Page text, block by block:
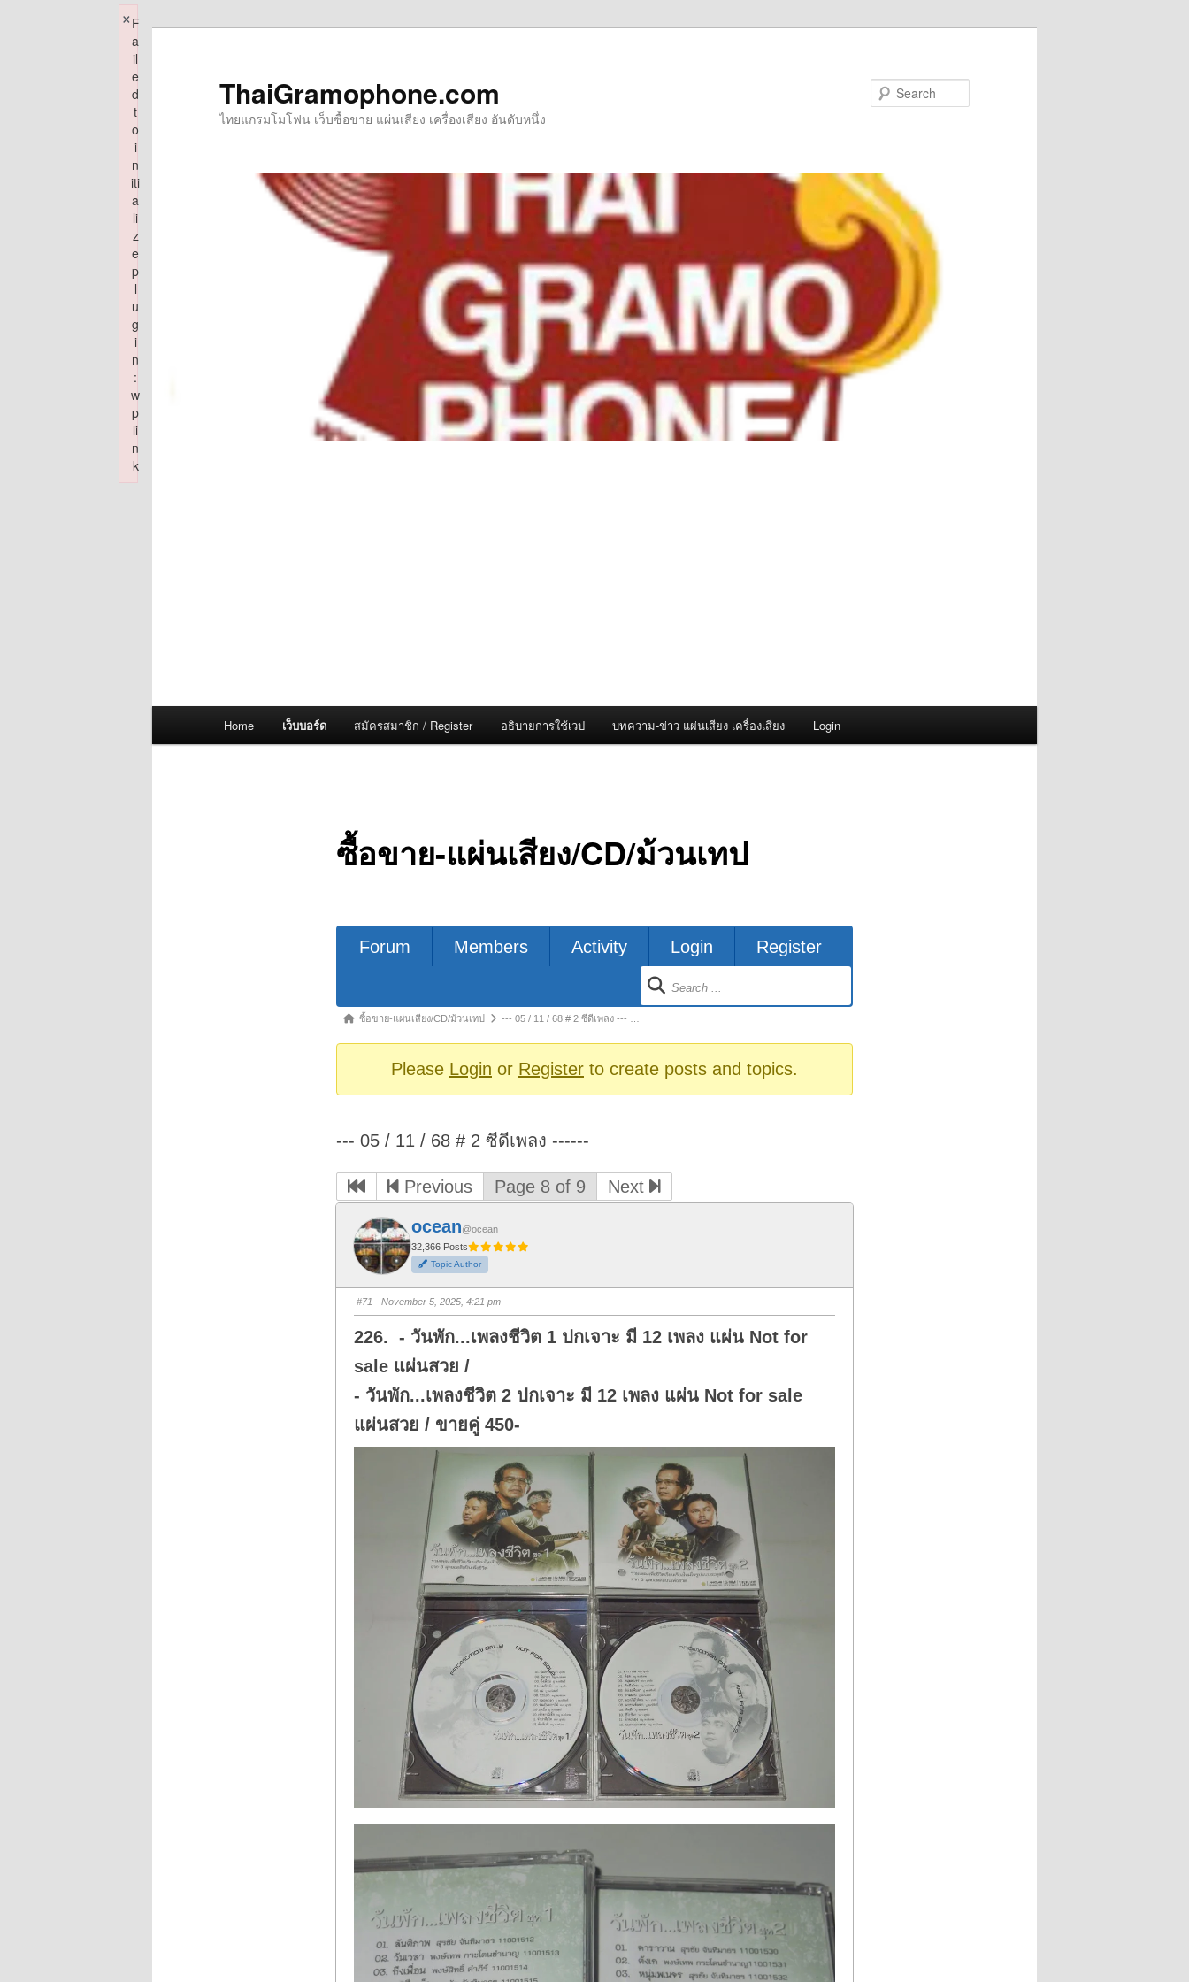
ThaiGramophone.com
ไทยแกรมโมโฟน เว็บซื้อขาย แผ่นเสียง เครื่องเสียง อันดับหนึ่ง
Home เว็บบอร์ด สมัครสมาชิก / Register อธิบายการใช้เวป บทความ-ข่าว แผ่นเสียง เครื่องเสียง Login
ซื้อขาย-แผ่นเสียง/CD/ม้วนเทป
Forum
Forum Members Activity Login Register
Forum
breadcrumbs
here:
ซื้อขาย-แผ่นเสียง/CD/ม้วนเทป --- 05 / 11 / 68 # 2 ซีดีเพลง --- …
Please Login or Registerto create posts and topics.
--- 05 / 11 / 68 # 2 ซีดีเพลง ------
Previous Page 8 of 9 Next
ocean@ocean
32,366 Posts
Topic Author
#71 · November 5, 2025, 4:21 pm
226. - วันพัก...เพลงชีวิต 1 ปกเจาะ มี 12 เพลง แผ่น Not for
sale แผ่นสวย /
- วันพัก...เพลงชีวิต 2 ปกเจาะ มี 12 เพลง แผ่น Not for sale
แผ่นสวย / ขายคู่ 450-
F
a
il
e
d
t
o
i
n
iti
a
li
z
e
p
l
u
g
i
n
:
w
p
li
n
k
×